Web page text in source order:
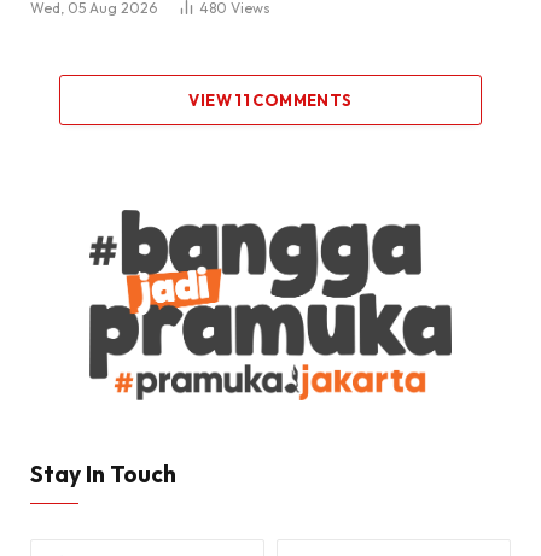
Wed, 05 Aug 2026 480 Views
VIEW 11 COMMENTS
Stay In Touch